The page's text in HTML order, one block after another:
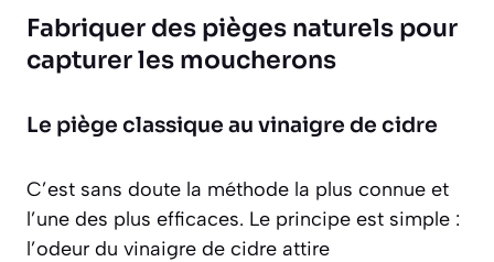
Fabriquer des pièges naturels pour
capturer les moucherons
Le piège classique au vinaigre de cidre
C’est sans doute la méthode la plus connue et
l’une des plus efficaces. Le principe est simple :
l’odeur du vinaigre de cidre attire